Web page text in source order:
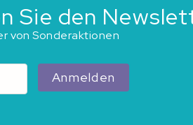
Sie den
von Sonderaktionen
Anmelden